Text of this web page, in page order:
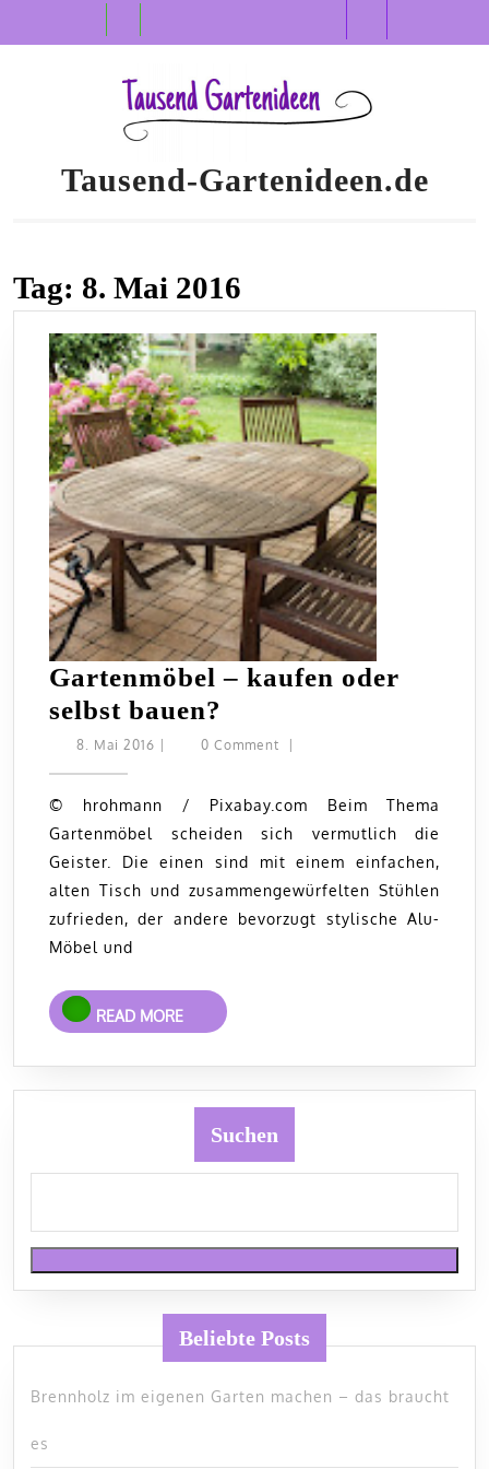
Open
Button
Tausend-Gartenideen.de
Tag: 8. Mai 2016
Gartenmöbel – kaufen oder
selbst bauen?
–
oder
selbst
bauen?
8. Mai 2016 8.
0 Comment
© hrohmann / Pixabay.com Beim Thema
Gartenmöbel scheiden sich vermutlich die
Geister. Die einen sind mit einem einfachen,
alten Tisch und zusammengewürfelten Stühlen
zufrieden, der andere bevorzugt stylische Alu-
Möbel und
READ MORE
READ
MORE
Suchen
Beliebte Posts
Brennholz im eigenen Garten machen – das braucht
es